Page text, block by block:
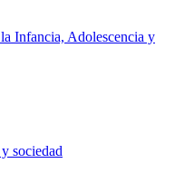
Infancia, Adolescencia y
sociedad